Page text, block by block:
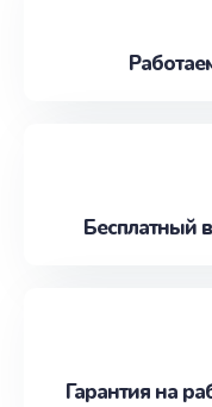
Бесплатный
Гарантия на